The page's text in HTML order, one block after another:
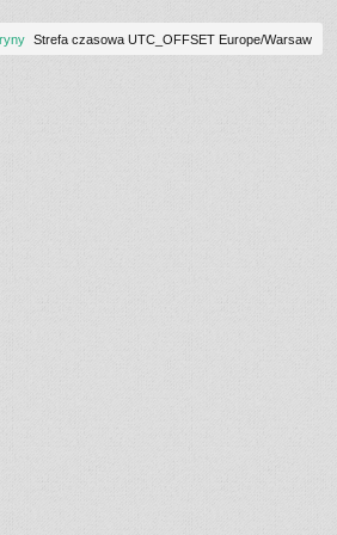
Strefa czasowa UTC_OFFSET Europe/Warsaw